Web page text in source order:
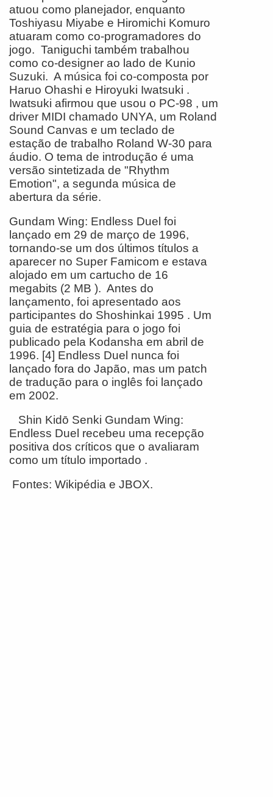
atuou como planejador, enquanto
Toshiyasu Miyabe e Hiromichi Komuro
atuaram como co-programadores do
jogo. Taniguchi também trabalhou
como co-designer ao lado de Kunio
Suzuki. A música foi co-composta por
Haruo Ohashi e Hiroyuki Iwatsuki .
Iwatsuki afirmou que usou o PC-98 , um
driver MIDI chamado UNYA, um Roland
Sound Canvas e um teclado de
estação de trabalho Roland W-30 para
áudio. O tema de introdução é uma
versão sintetizada de "Rhythm
Emotion", a segunda música de
abertura da série.
Gundam Wing: Endless Duel foi
lançado em 29 de março de 1996,
tornando-se um dos últimos títulos a
aparecer no Super Famicom e estava
alojado em um cartucho de 16
megabits (2 MB ). Antes do
lançamento, foi apresentado aos
participantes do Shoshinkai 1995 . Um
guia de estratégia para o jogo foi
publicado pela Kodansha em abril de
1996. [4] Endless Duel nunca foi
lançado fora do Japão, mas um patch
de tradução para o inglês foi lançado
em 2002.
Shin Kidō Senki Gundam Wing:
Endless Duel recebeu uma recepção
positiva dos críticos que o avaliaram
como um título importado .
Fontes: Wikipédia e JBOX.